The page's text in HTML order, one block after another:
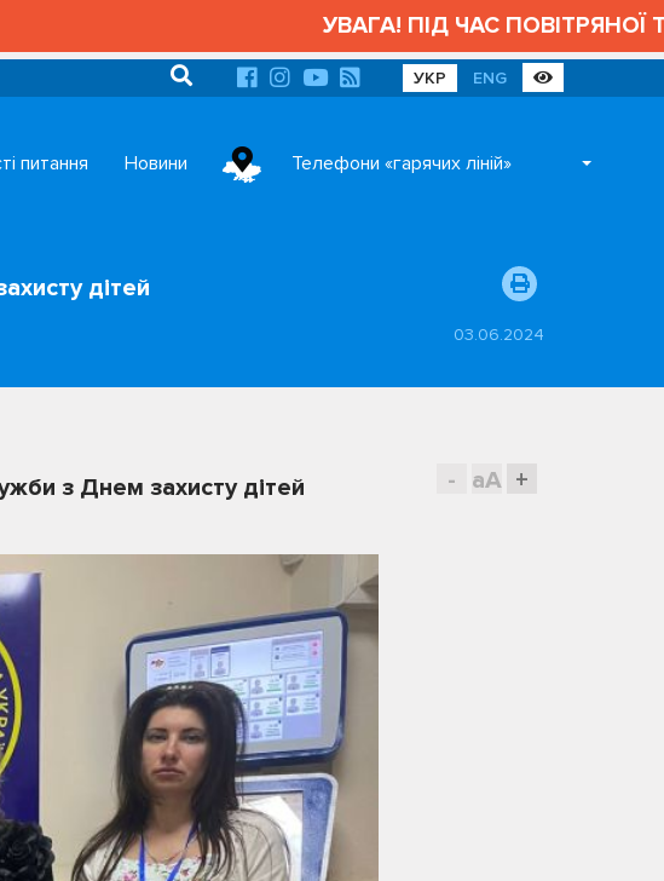
УВАГА! ПІД ЧАС ПОВІТРЯНОЇ
УКР ENG
питання Новини Телефони «гарячих ліній»
дітей
03.06.2024
- aA +
з Днем захисту дітей